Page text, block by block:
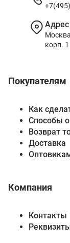
Покупателям
Как
Способы
Возврат
Доставка
Компания
Контакты
Адрес
корп. 1